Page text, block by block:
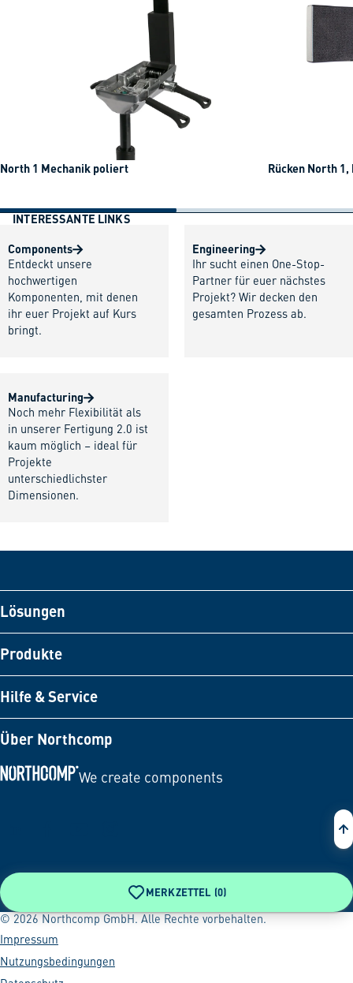
North 1 Mechanik poliert Rücken North
INTERESSANTE LINKS
Components
Entdeckt unsere
hochwertigen
Komponenten, mit denen
ihr euer Projekt auf Kurs
bringt.
Engineering
Ihr sucht einen One-Stop-
Partner für euer nächstes
Projekt? Wir decken den
gesamten Prozess ab.
Manufacturing
Noch mehr Flexibilität als
in unserer Fertigung 2.0 ist
kaum möglich – ideal für
Projekte
unterschiedlichster
Dimensionen.
Lösungen
Produkte
Hilfe & Service
Über Northcomp
We create components
MERKZETTEL (0)
© 2026 Northcomp GmbH. Alle Rechte vorbehalten.
Impressum
Nutzungsbedingungen